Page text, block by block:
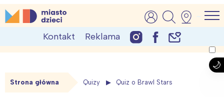
Skip
to
MiastoDzieci.pl
atrakcje dla dzieci, wydarzenia, imprezy rodzinne
Kontakt Reklama
Strona główna Quizy Quiz o Brawl Stars